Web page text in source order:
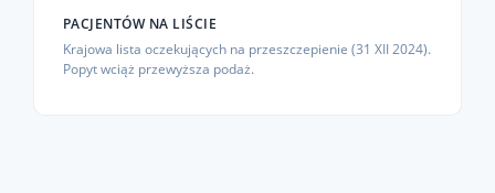
PACJENTÓW NA LIŚCIE
Krajowa lista oczekujących na przeszczepienie (31 XII 2024).
Popyt wciąż przewyższa podaż.